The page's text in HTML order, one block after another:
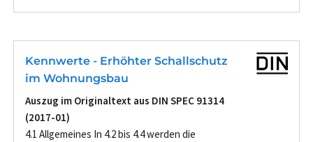
Kennwerte - Erhöhter Schallschutz
im Wohnungsbau
Auszug im Originaltext aus DIN SPEC 91314
(2017-01)
4.1 Allgemeines In 4.2 bis 4.4 werden die